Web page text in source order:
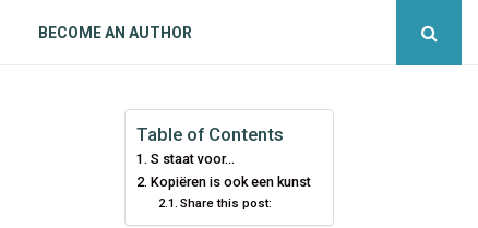
BECOME AN AUTHOR
Table of Contents
S staat voor…
Kopiëren is ook een kunst
Share this post: